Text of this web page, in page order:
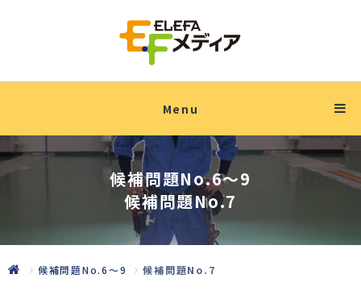
Menu
候補問題No.6〜9
候補問題No.7
候補問題No.6〜9 候補問題No.7